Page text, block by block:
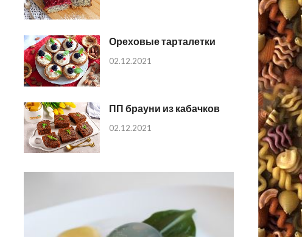
Ореховые тарталетки
02.12.2021
ПП брауни из кабачков
02.12.2021